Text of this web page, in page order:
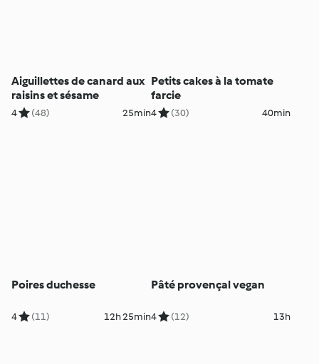
Aiguillettes de canard aux
raisins et sésame
4 (48) 25min
Petits cakes à la tomate
farcie
4 (30) 40min
Poires duchesse
4 (11) 12h 25min
Pâté provençal vegan
4 (12) 13h